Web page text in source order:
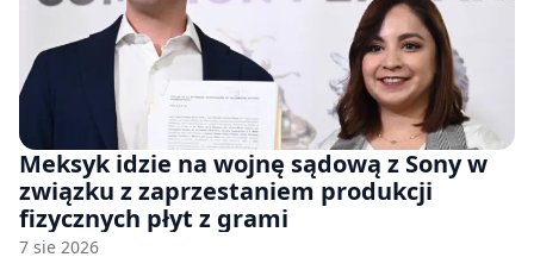
Meksyk idzie na wojnę sądową z Sony w
związku z zaprzestaniem produkcji
fizycznych płyt z grami
7 sie 2026